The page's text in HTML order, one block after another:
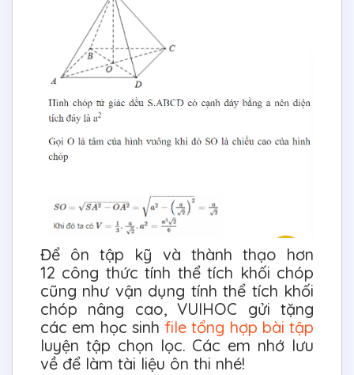
Để ôn tập kỹ và thành thạo hơn
12 công thức tính thể tích khối chóp
cũng như vận dụng tính thể tích khối
chóp nâng cao, VUIHOC gửi tặng
các em học sinh file tổng hợp bài tập
luyện tập chọn lọc. Các em nhớ lưu
về để làm tài liệu ôn thi nhé!